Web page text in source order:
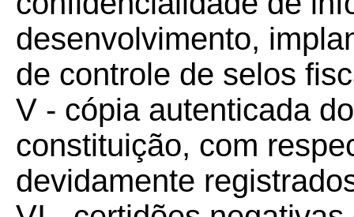
desenvolvimento,
de controle de selos
V - cópia autenticada
constituição, com
devidamente